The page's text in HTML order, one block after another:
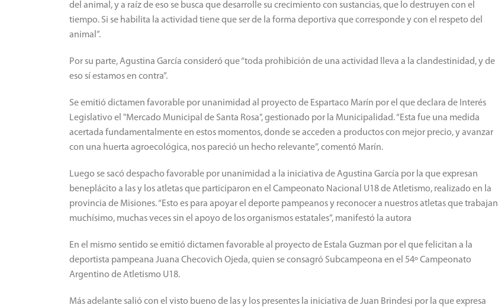
del animal, y a raíz de eso se busca que desarrolle su crecimiento con sustancias, que lo destruyen con el
tiempo. Si se habilita la actividad tiene que ser de la forma deportiva que corresponde y con el respeto del
animal”.
Por su parte, Agustina García consideró que “toda prohibición de una actividad lleva a la clandestinidad, y de
eso sí estamos en contra”.
Se emitió dictamen favorable por unanimidad al proyecto de Espartaco Marín por el que declara de Interés
Legislativo el "Mercado Municipal de Santa Rosa", gestionado por la Municipalidad. “Esta fue una medida
acertada fundamentalmente en estos momentos, donde se acceden a productos con mejor precio, y avanzar
con una huerta agroecológica, nos pareció un hecho relevante”, comentó Marín.
Luego se sacó despacho favorable por unanimidad a la iniciativa de Agustina García por la que expresan
beneplácito a las y los atletas que participaron en el Campeonato Nacional U18 de Atletismo, realizado en la
provincia de Misiones. “Esto es para apoyar el deporte pampeanos y reconocer a nuestros atletas que trabajan
muchísimo, muchas veces sin el apoyo de los organismos estatales”, manifestó la autora
En el mismo sentido se emitió dictamen favorable al proyecto de Estala Guzman por el que felicitan a la
deportista pampeana Juana Checovich Ojeda, quien se consagró Subcampeona en el 54º Campeonato
Argentino de Atletismo U18.
Más adelante salió con el visto bueno de las y los presentes la iniciativa de Juan Brindesi por la que expresa